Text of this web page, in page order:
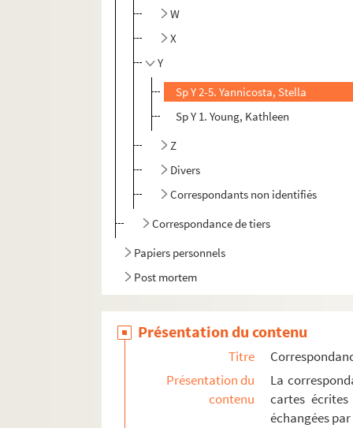
W
X
Y
Sp Y 2-5. Yannicosta, Stella
Sp Y 1. Young, Kathleen
Z
Divers
Correspondants non identifiés
Correspondance de tiers
Papiers personnels
Post mortem
Présentation du contenu
Titre
Présentation du
contenu
La
cartes
échangées